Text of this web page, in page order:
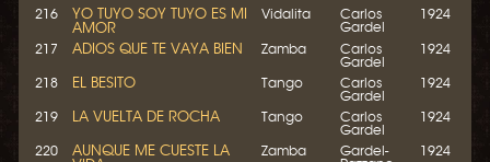
216 YO TUYO SOY TUYO ES MI
AMOR
Vidalita
Carlos
Gardel
1924
217 ADIOS QUE TE VAYA BIEN Zamba
Carlos
Gardel
1924
218 EL BESITO Tango
Carlos
Gardel
1924
219 LA VUELTA DE ROCHA Tango
Carlos
Gardel
1924
220 AUNQUE ME CUESTE LA Zamba
Gardel-
1924